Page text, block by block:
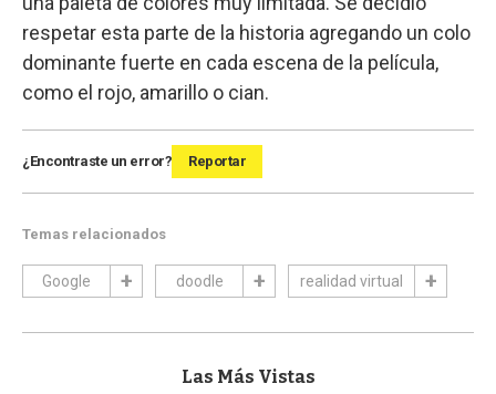
respetar esta parte de la historia agregando un colo
dominante fuerte en cada escena de la película,
como el rojo, amarillo o cian.
¿Encontraste un error? Reportar
Temas relacionados
Google doodle realidad virtual
Las Más Vistas